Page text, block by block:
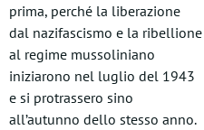
prima, perché la liberazione
dal nazifascismo e la ribellione
al regime mussoliniano
iniziarono nel luglio del 1943
e si protrassero sino
all’autunno dello stesso anno.